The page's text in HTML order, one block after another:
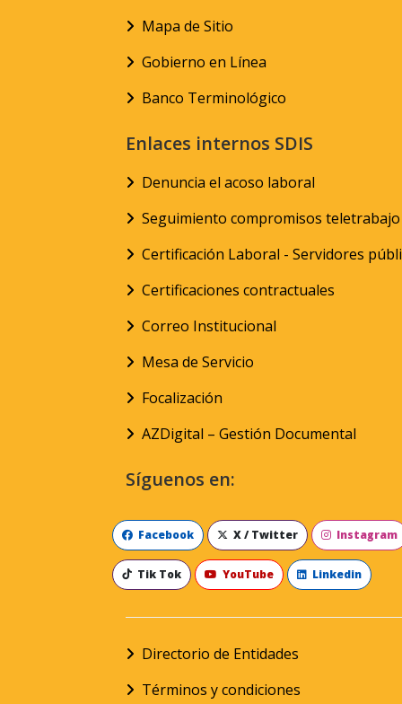
Mapa de Sitio
Gobierno en Línea
Banco Terminológico
Enlaces internos SDIS
Denuncia el acoso laboral
Seguimiento compromisos teletrabajo
Certificación Laboral - Servidores
Certificaciones contractuales
Correo Institucional
Mesa de Servicio
Focalización
AZDigital – Gestión Documental
Síguenos en:
Facebook X / Twitter Instagram
Tik Tok YouTube Linkedin
Directorio de Entidades
Términos y condiciones